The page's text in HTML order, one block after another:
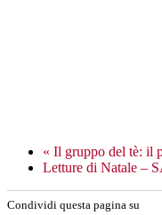
« Il gruppo del tè: il
Letture di Natale –
Condividi questa pagina su